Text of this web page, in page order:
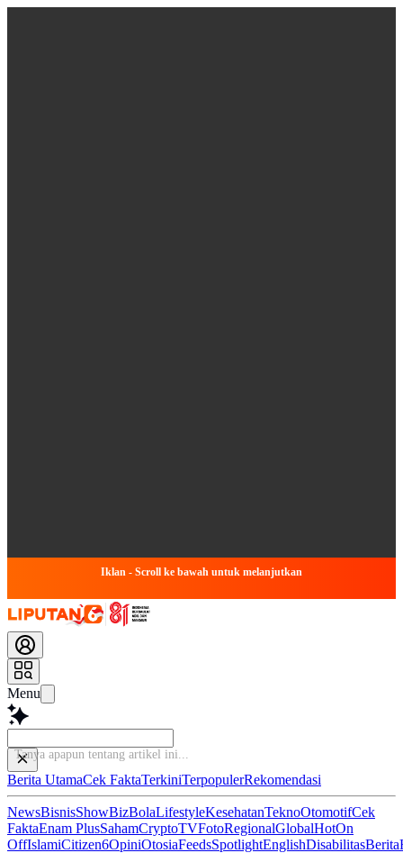
Iklan - Scroll ke bawah untuk melanjutkan
Menu
Tanya apapun tent
Berita UtamaCek FaktaTerkiniTerpopulerRekomendasi
NewsBisnisShowBizBolaLifestyleKesehatanTeknoOtomotifCek
FaktaEnam PlusSahamCryptoTVFotoRegionalGlobalHotOn
OffIslamiCitizen6OpiniOtosiaFeedsSpotlightEnglishDisabilitasBerita